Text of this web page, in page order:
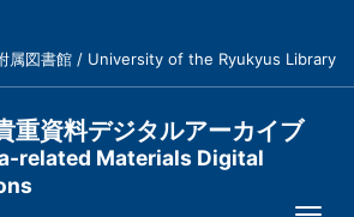
属図書館 / University of the Ryukyus Library
重資料デジタルアーカイブ
related Materials Digital